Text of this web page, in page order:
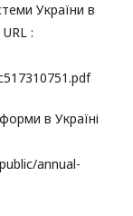
України в
:
в Україні
annual-